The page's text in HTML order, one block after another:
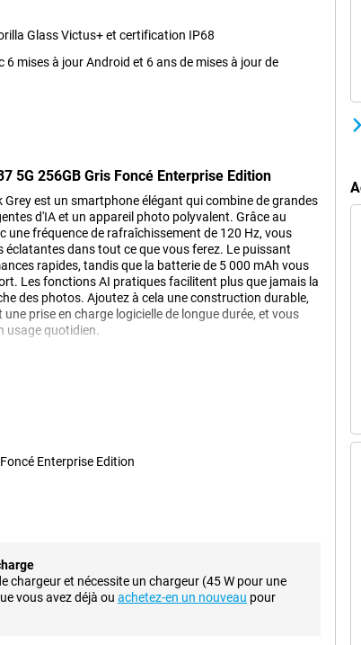
Glass Victus+ et certification IP68
6 mises à jour Android et 6 ans de mises à jour de
5G 256GB Gris Foncé Enterprise Edition
Grey est un smartphone élégant qui combine de grandes
d'IA et un appareil photo polyvalent. Grâce au
une fréquence de rafraîchissement de 120 Hz, vous
dans tout ce que vous ferez. Le puissant
rapides, tandis que la batterie de 5 000 mAh vous
Les fonctions AI pratiques facilitent plus que jamais la
des photos. Ajoutez à cela une construction durable,
prise en charge logicielle de longue durée, et vous
usage quotidien.
bénéficiez d'une garantie totale de trois ans du
pendant au moins deux ans après son
commander les mêmes nouveaux appareils plus tard si
Galaxy A36, cet appareil offre un peu plus de
recouverts de verre Gorilla Victus+, alors que l'A36
ce qui le rend encore plus robuste et lui permet de
un aspect luxueux. En outre, le Galaxy A37 est encore
Enterprise Edition
chargeur et nécessite un chargeur (45 W pour une
vous avez déjà ou achetez-en un nouveau pour